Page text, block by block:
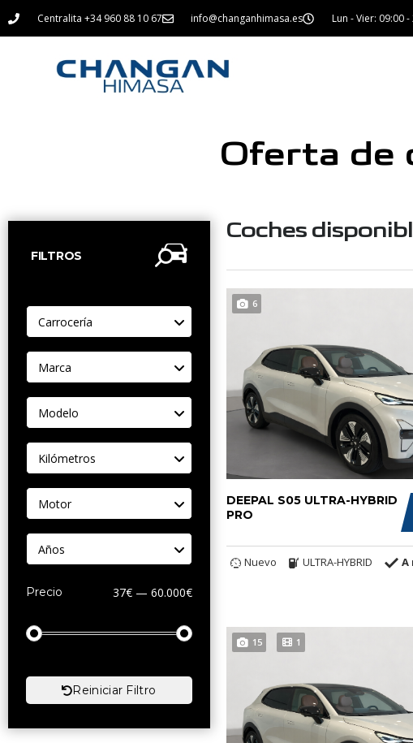
Centralita +34 960 88 10 67 info@changanhimasa.es Lun - Vier: 09:00
Oferta de
FILTROS
Carrocería
Marca
Modelo
Kilómetros
Motor
Años
Precio 37€ — 60.000€
Reiniciar Filtro
Coches
6
DEEPAL S05 ULTRA-HYBRID
PRO
Nuevo ULTRA-HYBRID A
15 1